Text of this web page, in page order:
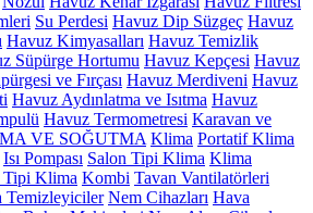
Su Perdesi Havuz Dip Süzgeç Havuz
Havuz Kimyasalları Havuz Temizlik
Süpürge Hortumu Havuz Kepçesi Havuz
ve Fırçası Havuz Merdiveni Havuz
Havuz Aydınlatma ve Isıtma Havuz
Havuz Termometresi Karavan ve
VE SOĞUTMA Klima Portatif Klima
Isı Pompası Salon Tipi Klima Klima
Tipi Klima Kombi Tavan Vantilatörleri
Temizleyiciler Nem Cihazları Hava